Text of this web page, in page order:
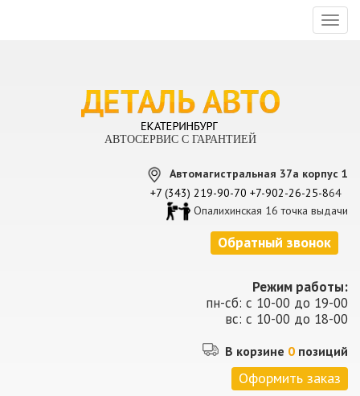
АВТОСЕРВИС С ГАРАНТИЕЙ
Автомагистральная 37а корпус 1
+7 (343) 219-90-70 +7-902-26-25-864
Опалихинская 16 точка выдачи
Обратный звонок
Режим работы:
пн-сб: с 10-00 до 19-00
вс: с 10-00 до 18-00
В корзине 0 позиций
Оформить заказ